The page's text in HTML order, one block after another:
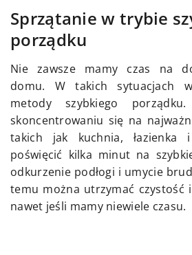
Sprzątanie w trybie
porządku
Nie zawsze mamy czas na
domu. W takich sytuacjach
metody szybkiego
skoncentrowaniu się na
takich jak kuchnia, łazienka
poświęcić kilka minut na
odkurzenie podłogi i umycie
temu można utrzymać czystość
nawet jeśli mamy niewiele czasu.